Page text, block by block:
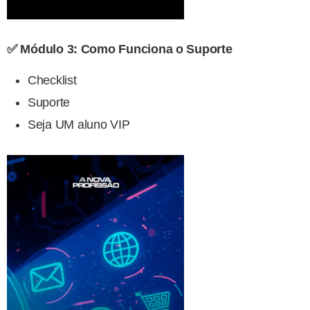
✅ Módulo 3: Como Funciona o Suporte
Checklist
Suporte
Seja UM aluno VIP